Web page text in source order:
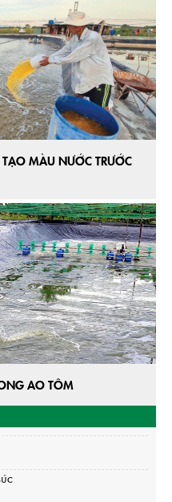
MÀU NƯỚC TRƯỚC
AO TÔM